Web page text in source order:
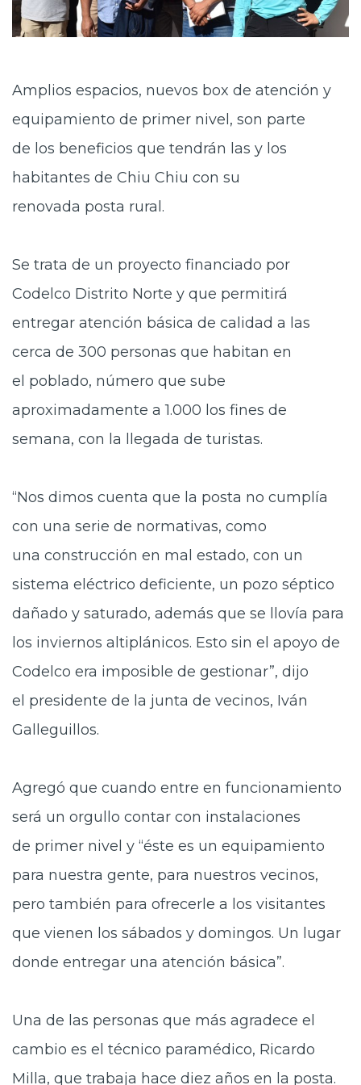
Amplios espacios, nuevos box de atención y
equipamiento de primer nivel, son parte
de los beneficios que tendrán las y los
habitantes de Chiu Chiu con su
renovada posta rural.
Se trata de un proyecto financiado por
Codelco Distrito Norte y que permitirá
entregar atención básica de calidad a las
cerca de 300 personas que habitan en
el poblado, número que sube
aproximadamente a 1.000 los fines de
semana, con la llegada de turistas.
“Nos dimos cuenta que la posta no cumplía
con una serie de normativas, como
una construcción en mal estado, con un
sistema eléctrico deficiente, un pozo séptico
dañado y saturado, además que se llovía para
los inviernos altiplánicos. Esto sin el apoyo de
Codelco era imposible de gestionar”, dijo
el presidente de la junta de vecinos, Iván
Galleguillos.
Agregó que cuando entre en funcionamiento
será un orgullo contar con instalaciones
de primer nivel y “éste es un equipamiento
para nuestra gente, para nuestros vecinos,
pero también para ofrecerle a los visitantes
que vienen los sábados y domingos. Un lugar
donde entregar una atención básica”.
Una de las personas que más agradece el
cambio es el técnico paramédico, Ricardo
Milla, que trabaja hace diez años en la posta.